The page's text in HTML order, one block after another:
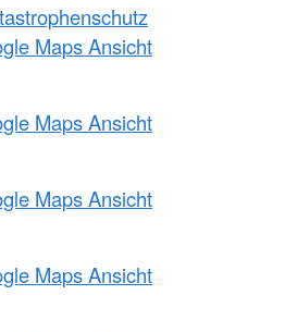
Maps Ansicht
Maps Ansicht
Maps Ansicht
Maps Ansicht